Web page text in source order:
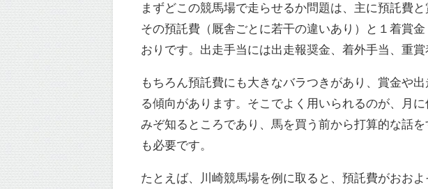
まずどこの競馬場で走らせるか問題は、主に預託費
その預託費（厩舎ごとに若干の違いあり）と１着賞
おりです。出走手当には出走報奨金、着外手当、重
もちろん預託費にも大きなバラつきがあり、賞金や
る傾向があります。そこでよく用いられるのが、月
みぞ知るところであり、馬を買う前から打算的な話
も必要です。
たとえば、川崎競馬場を例に取ると、預託費がおお